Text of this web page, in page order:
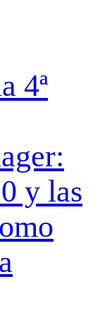
4ª
y las